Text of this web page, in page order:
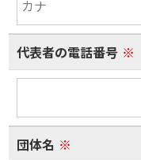
代表者の電話番号 ※
団体名 ※